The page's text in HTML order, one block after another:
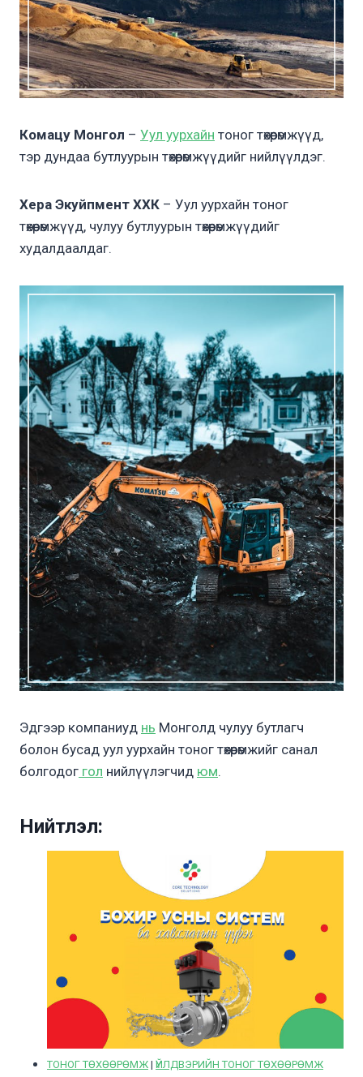
Комацу Монгол – Уул уурхайн тоног төхөөрөмжүүд,
тэр дундаа бутлуурын төхөөрөмжүүдийг нийлүүлдэг.
Хера Экуйпмент ХХК – Уул уурхайн тоног
төхөөрөмжүүд, чулуу бутлуурын төхөөрөмжүүдийг
худалдаалдаг.
Эдгээр компаниуд нь Монголд чулуу бутлагч
болон бусад уул уурхайн тоног төхөөрөмжийг санал
болгодог гол нийлүүлэгчид юм.
Нийтлэл:
ТОНОГ ТӨХӨӨРӨМЖ | ҮЙЛДВЭРИЙН ТОНОГ ТӨХӨӨРӨМЖ